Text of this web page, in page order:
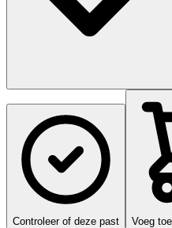
Controleer of deze past Voeg